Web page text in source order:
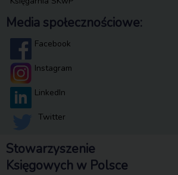
Media społecznościowe:
Facebook
Instagram
LinkedIn
Twitter
Stowarzyszenie
Księgowych w Polsce